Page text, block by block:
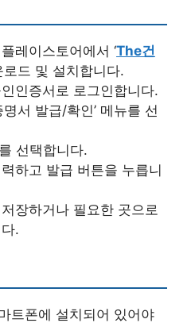
레이스토어에서 ‘The건
로드 및 설치합니다.
인증서로 로그인합니다.
명서 발급/확인’ 메뉴를 선
선택합니다.
하고 발급 버튼을 누릅니
장하거나 필요한 곳으로
.
트폰에 설치되어 있어야